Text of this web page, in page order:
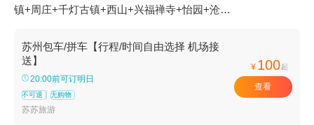
镇+周庄+千灯古镇+西山+兴福禅寺+怡园+沧浪
风景区+阳澄湖+留园+尚湖风景区+阳澄湖疗养
院+林屋洞+苏州中国花卉植物园+西园寺+洞庭
东山+同里古镇+寒山寺+石公山+荷塘月色湿地
公园+静思园+穹窿山+太仓公园+光福古镇+枫桥
苑+枫桥古镇+周庄张厅+南湖园全福讲寺+罗星
苏州包车/拼车【行程/时间自由选择 机场接
送】
20:00前可订明日
不可退 无购物
苏苏旅游
¥ 100起
查看